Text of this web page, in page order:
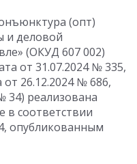
(опт)
и деловой
(ОКУД 607 002)
от 31.07.2024№ 335,
от 26.12.2024№ 686,
34) реализована
в соответствии
опубликованным